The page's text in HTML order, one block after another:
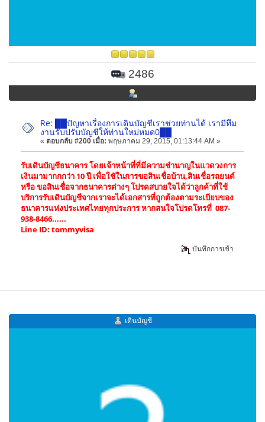
2486
Re: ██ปัญหาเรื่องการเดินบัญชีเราช่วยท่านได้ เรามีทึม
งานรับปรับบัญชีให้ท่านใหม่หมด0██
« ตอบกลับ #200 เมื่อ: พฤษภาคม 29, 2015, 01:13:44 AM »
รับเดินบัญชีธนาคาร โดยเจ้าหน้าที่ที่มีความชำนาญในแวดวงการ
เงินมามากกกว่า 10 ปี เพื่อใชัในการขอสินเชื่อบ้าน,สินเชื่อรถยนต์
หรือ ขอสินเชื่อจากธนาคารต่างๆ โปรดสบายใจได้ว่าลูกค้าที่ใช้
บริการรับเดินบัญชีจากเราจะได้เอกสารที่ถูกต้องตามระเบียบของ
ธนาคารแห่งประเทศไทยทุกประการ หากสนใจโปรดโทรที่ 087-
938-8466......
Line ID: tommyvisa
บันทึกการเข้า
เดินบัญชี